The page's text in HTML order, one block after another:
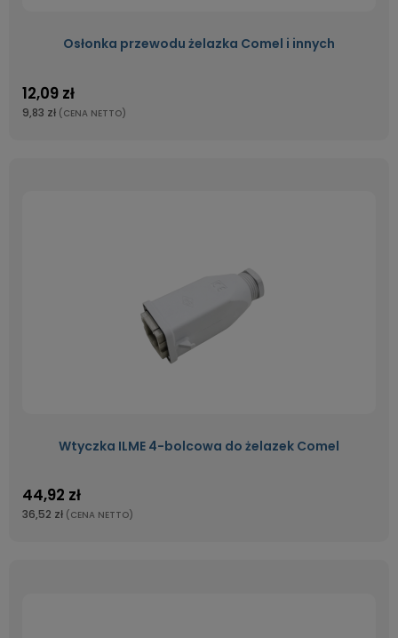
Osłonka przewodu żelazka Comel i innych
12,09 zł
9,83 zł (CENA NETTO)
Wtyczka ILME 4-bolcowa do żelazek Comel
44,92 zł
36,52 zł (CENA NETTO)